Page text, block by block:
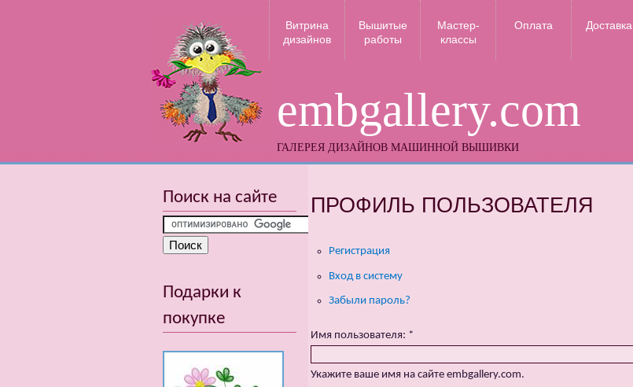
embgallery.com
ГАЛЕРЕЯ ДИЗАЙНОВ МАШИННОЙ ВЫШИВКИ
Витрина
дизайнов
Вышитые
работы
Мастер-
классы
Оплата Доставка
ПРОФИЛЬ ПОЛЬЗОВАТЕЛЯ
Регистрация
Вход в систему
Забыли пароль?
Имя пользователя: *
Укажите ваше имя на сайте embgallery.com.
Поиск на сайте
Подарки к
покупке